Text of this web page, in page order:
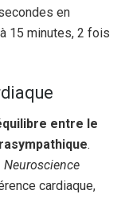
en
15 minutes, 2 fois
entre le
.
cardiaque,